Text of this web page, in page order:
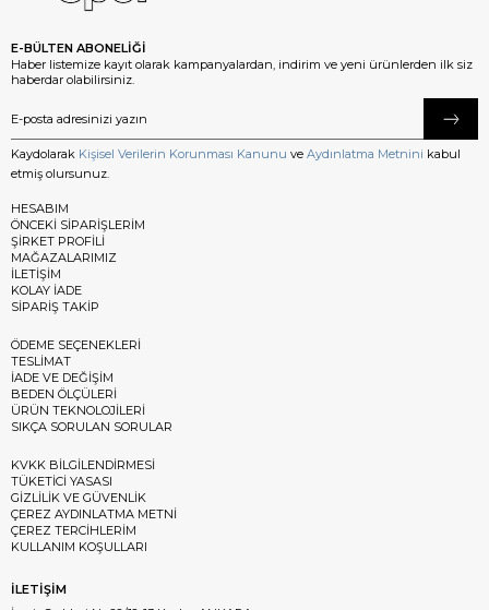
E-BÜLTEN ABONELİĞİ
Haber listemize kayıt olarak kampanyalardan, indirim ve yeni ürünlerden ilk siz
haberdar olabilirsiniz.
Kaydolarak Kişisel Verilerin Korunması Kanunu ve Aydınlatma Metnini kabul
etmiş olursunuz.
HESABIM
ÖNCEKİ SİPARİŞLERİM
ŞİRKET PROFİLİ
MAĞAZALARIMIZ
İLETİŞİM
KOLAY İADE
SİPARİŞ TAKİP
ÖDEME SEÇENEKLERİ
TESLİMAT
İADE VE DEĞİŞİM
BEDEN ÖLÇÜLERİ
ÜRÜN TEKNOLOJİLERİ
SIKÇA SORULAN SORULAR
KVKK BİLGİLENDİRMESİ
TÜKETİCİ YASASI
GİZLİLİK VE GÜVENLİK
ÇEREZ AYDINLATMA METNİ
ÇEREZ TERCİHLERİM
KULLANIM KOŞULLARI
İLETİŞİM